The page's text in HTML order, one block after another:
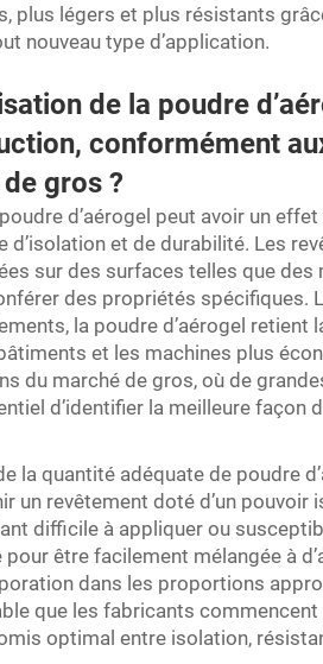
plus légers et plus résistants
nouveau type d’application.
de la poudre
conformément
gros ?
d’aérogel peut avoir un
et de durabilité. Les
sur des surfaces telles que des
des propriétés spécifiques.
la poudre d’aérogel retient
et les machines plus
du marché de gros, où de
d’identifier la meilleure façon
la quantité adéquate de poudre
un revêtement doté d’un pouvoir
difficile à appliquer ou
être facilement mélangée à
dans les proportions
que les fabricants
optimal entre isolation,